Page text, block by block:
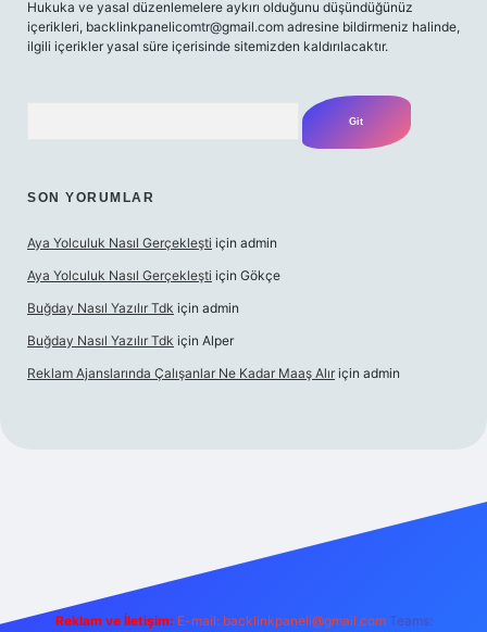
Hukuka ve yasal düzenlemelere aykırı olduğunu düşündüğünüz
içerikleri, backlinkpanelicomtr@gmail.com adresine bildirmeniz halinde,
ilgili içerikler yasal süre içerisinde sitemizden kaldırılacaktır.
SON YORUMLAR
Aya Yolculuk Nasıl Gerçekleşti için admin
Aya Yolculuk Nasıl Gerçekleşti için Gökçe
Buğday Nasıl Yazılır Tdk için admin
Buğday Nasıl Yazılır Tdk için Alper
Reklam Ajanslarında Çalışanlar Ne Kadar Maaş Alır için admin
Reklam ve İletişim: E-mail: backlinkpaneli@gmail.com Teams: